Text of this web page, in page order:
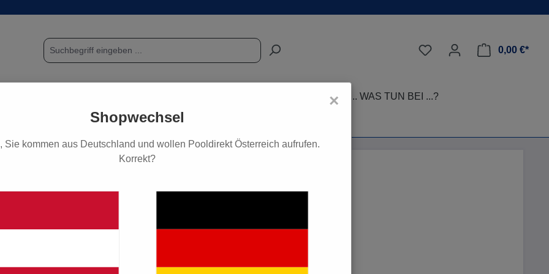
0,00 €*
×
Shopwechsel
Sie kommen aus Deutschland und wollen Pooldirekt Österreich aufrufen.
Korrekt?
PFLEGE-TIPPS ... WAS TUN BEI ...?